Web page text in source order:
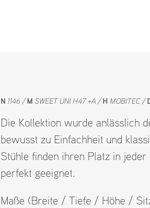
N 1146 M SWEET UNI H47 +A H MOBITEC
Die Kollektion wurde anlässlich
bewusst zu Einfachheit und
Stühle finden ihren Platz in
perfekt geeignet.
Maße (Breite / Tiefe / Höhe /